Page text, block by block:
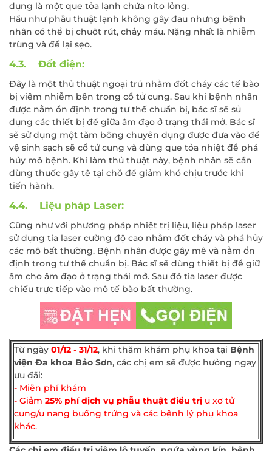
dụng là một que tỏa lạnh chứa nito lỏng.
Hầu như phẫu thuật lạnh không gây đau nhưng bệnh
nhân có thể bị chuột rút, chảy máu. Nặng nhất là nhiễm
trùng và để lại sẹo.
4.3. Đốt điện:
Đây là một thủ thuật ngoại trú nhằm đốt cháy các tế bào
bị viêm nhiễm bên trong cổ tử cung. Sau khi bệnh nhân
được nằm ổn định trong tư thế chuẩn bị, bác sĩ sẽ sủ
dụng các thiết bị để giữa âm đạo ở trạng thái mở. Bác sĩ
sẽ sử dụng một tăm bông chuyên dụng được đưa vào để
vệ sinh sạch sẽ cổ tử cung và dùng que tỏa nhiệt để phá
hủy mô bệnh. Khi làm thủ thuật này, bệnh nhân sẽ cần
dùng thuốc gây tê tại chỗ để giảm khó chịu trước khi
tiến hành.
4.4. Liệu pháp Laser:
Cũng như với phương pháp nhiệt trị liệu, liệu pháp laser
sử dụng tia laser cường độ cao nhằm đốt cháy và phá hủy
các mô bất thường. Bệnh nhân được gây mê và nằm ổn
định trong tư thế chuẩn bị. Bác sĩ sẽ dùng thiết bị để giữ
âm cho âm đạo ở trạng thái mở. Sau đó tia laser được
chiếu trực tiếp vào mô tế bào bất thường.
Từ ngày 01/12 - 31/12, khi thăm khám phụ khoa tại Bệnh
viện Đa khoa Bảo Sơn, các chị em sẽ được hưởng ngay
ưu đãi:
- Miễn phí khám
- Giảm 25% phí dịch vụ phẫu thuật điều trị u xơ tử
cung/u nang buồng trứng và các bệnh lý phụ khoa
khác.